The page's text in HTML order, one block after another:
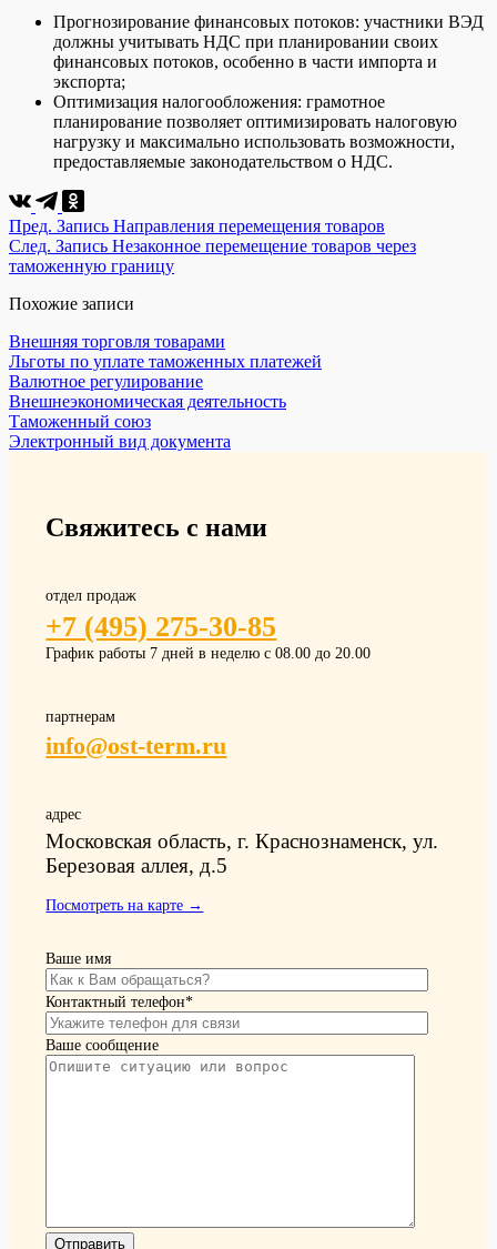
Прогнозирование финансовых потоков: участники ВЭД
должны учитывать НДС при планировании своих
финансовых потоков, особенно в части импорта и
экспорта;
Оптимизация налогообложения: грамотное
планирование позволяет оптимизировать налоговую
нагрузку и максимально использовать возможности,
предоставляемые законодательством о НДС.
Пред. Запись Направления перемещения товаров
След. Запись Незаконное перемещение товаров через
таможенную границу
Похожие записи
Внешняя торговля товарами
Льготы по уплате таможенных платежей
Валютное регулирование
Внешнеэкономическая деятельность
Таможенный союз
Электронный вид документа
Свяжитесь с нами
отдел продаж
+7 (495) 275-30-85
График работы 7 дней в неделю с 08.00 до 20.00
партнерам
info@ost-term.ru
адрес
Московская область, г. Краснознаменск, ул.
Березовая аллея, д.5
Посмотреть на карте →
Ваше имя
Контактный телефон*
Ваше сообщение